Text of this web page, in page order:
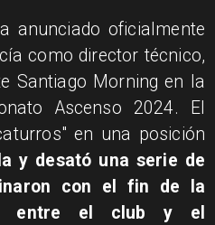
anunciado oficialmente
como director técnico,
Santiago Morning en la
Ascenso 2024. El
en una posición
y desató una serie de
con el fin de la
entre el club y el